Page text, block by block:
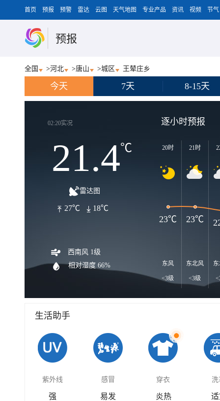
首页 预报 预警 雷达 云图 天气地图 专业产品 资讯 视频 节气
预报
全国 >河北 >唐山 >城区 王辇庄乡
今天 7天 8-15天
02:20实况
21.4℃
雷达图
27℃ 18℃
西南风 1级
相对湿度 66%
逐小时预报
20时
东风
<3级
21时
东北风
<3级
23℃ 23℃
生活助手
紫外线 感冒 穿衣 洗
强 易发 炎热